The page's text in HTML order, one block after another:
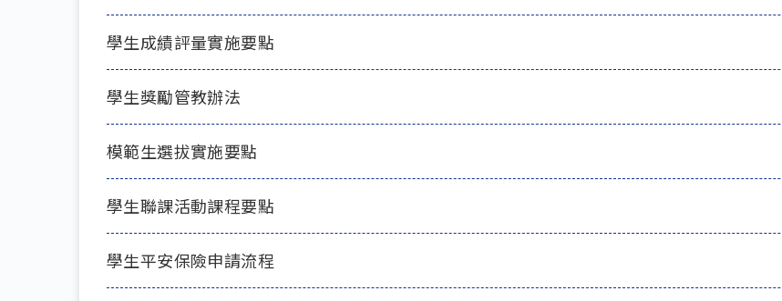
學生成績評量實施要點
學生獎勵管教辦法
模範生選拔實施要點
學生聯課活動課程要點
學生平安保險申請流程